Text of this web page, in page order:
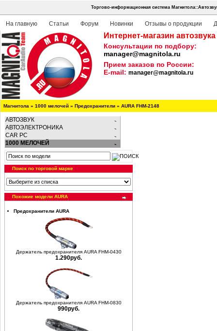
Торгово-информационная система
На главную Статьи Форум Новинки Отзывы о продукции
Интернет-магазин
Консультации по подбору:
manager@magnitola.ru
Прием заказов по России:
E-mail: manager@magnitola.ru
Магнитола » 1000 мелочей » Предохранители » AURA FHM-2148
АВТОЗВУК
АВТОЭЛЕКТРОНИКА
CAR PC
1000 МЕЛОЧЕЙ
Поиск по торговой марке
Похожие модели AURA
Предохранители AURA
Держатель предохранителя AURA FHM-0430
1.290руб.
Держатель предохранителя AURA FHM-0830
990руб.